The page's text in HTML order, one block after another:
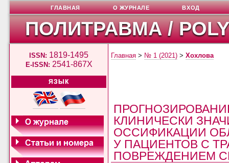
ПОЛИТРАВМА /
ISSN: 1819-1495
E-ISSN: 2541-867X
ЯЗЫК
ГЛАВНАЯ О ЖУРНАЛЕ ВХОД
Главная > № 1 (2021) >Хохлова
КЛИНИЧЕСКИ
ОССИФИКАЦИИ
У ПАЦИЕНТОВ С
ПОВРЕЖДЕНИЕМ